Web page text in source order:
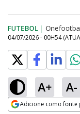
FUTEBOL |
04/07/2026 - 00H54
A+ A-
Adicione como fonte